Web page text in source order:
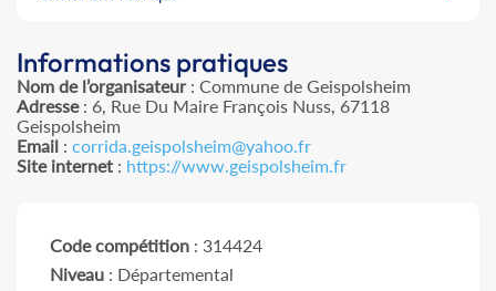
Informations pratiques
Nom de l’organisateur: Commune de Geispolsheim
Adresse: 6, Rue Du Maire François Nuss, 67118
Geispolsheim
Email : corrida.geispolsheim@yahoo.fr
Site internet : https://www.geispolsheim.fr
Code compétition : 314424
Niveau : Départemental